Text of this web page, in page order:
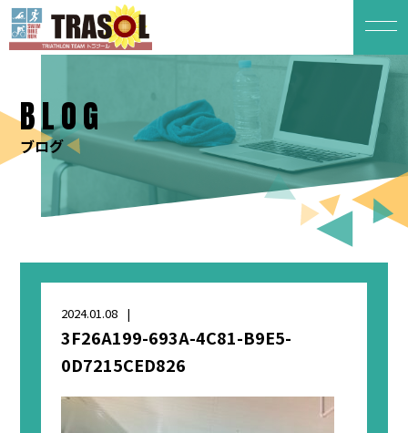
BLOG
ブログ
2024.01.08
3F26A199-693A-4C81-B9E5-
0D7215CED826